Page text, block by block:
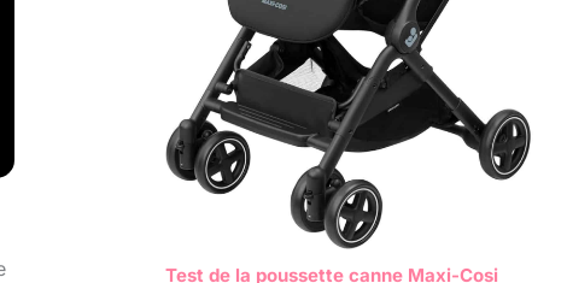
Test de la poussette canne Maxi-Cosi